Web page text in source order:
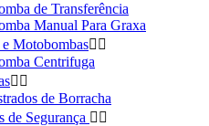
de Transferência
Manual Para Graxa
Motobombas 
Centrifuga
 
de Borracha
de Segurança  